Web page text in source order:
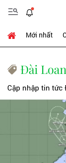
Mới nhất
Đài Loan
Cập nhập tin tức